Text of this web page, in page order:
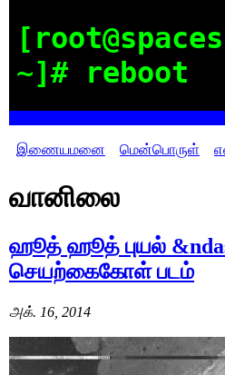
~]# reboot
இணையமனை மென்பொருள்
வானிலை
ஹூத் ஹூத் புயல்
செயற்கைகோள் படம்
அக். 16, 2014